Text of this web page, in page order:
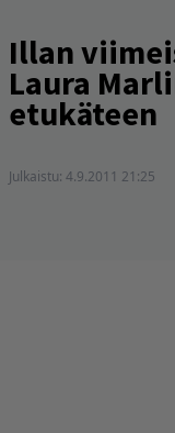
Illan
Laura
etukäteen
Julkaistu: 4.9.2011 21:25